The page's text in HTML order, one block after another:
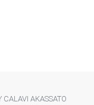
CALAVI AKASSATO